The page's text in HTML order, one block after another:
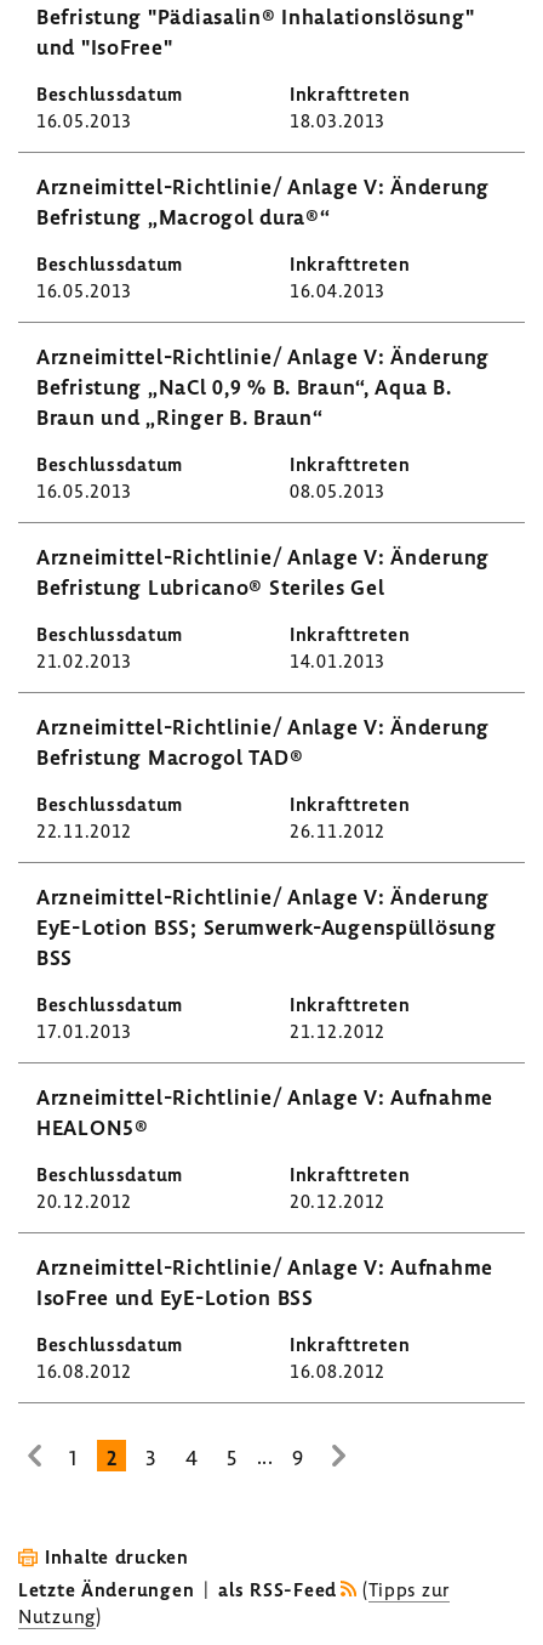
Befris­tung "Pädia­salin® Inha­la­ti­ons­lö­sung"
und "IsoFree"
16.05.2013 18.03.2013
Arzneimittel-​Richtlinie/ Anlage V: Ände­rung
Befris­tung „Macrogol dura®“
16.05.2013 16.04.2013
Arzneimittel-​Richtlinie/ Anlage V: Ände­rung
Befris­tung „NaCl 0,9 % B. Braun“, Aqua B.
Braun und „Ringer B. Braun“
16.05.2013 08.05.2013
Arzneimittel-​Richtlinie/ Anlage V: Ände­rung
Befris­tung Lubri­cano® Steriles Gel
21.02.2013 14.01.2013
Arzneimittel-​Richtlinie/ Anlage V: Ände­rung
Befris­tung Macrogol TAD®
22.11.2012 26.11.2012
Arzneimittel-​Richtlinie/ Anlage V: Ände­rung
EyE-​Lotion BSS; Serumwerk-​Augenspüllösung
BSS
17.01.2013 21.12.2012
Arzneimittel-​Richtlinie/ Anlage V: Aufnahme
HEALON5®
20.12.2012 20.12.2012
Arzneimittel-​Richtlinie/ Anlage V: Aufnahme
IsoFree und EyE-​Lotion BSS
16.08.2012 16.08.2012
zur
Seite
1 2 3 4 5 ... 9
zur
Inhalte drucken
Letzte Änderungen | als RSS-Feed (Tipps zur
Nutzung)